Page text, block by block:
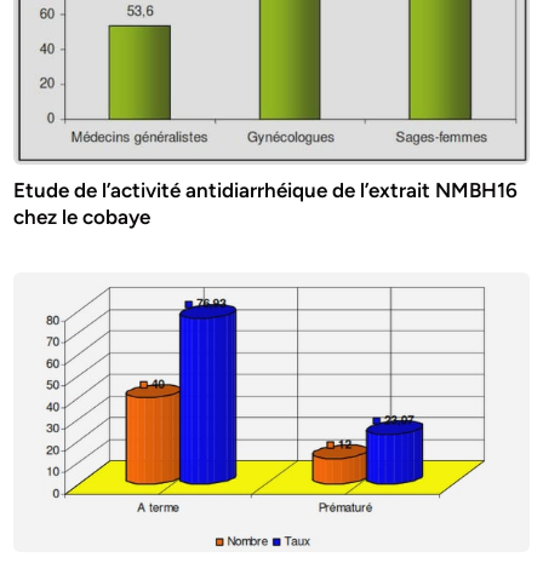
Etude de l’activité antidiarrhéique de l’extrait NMBH16
chez le cobaye